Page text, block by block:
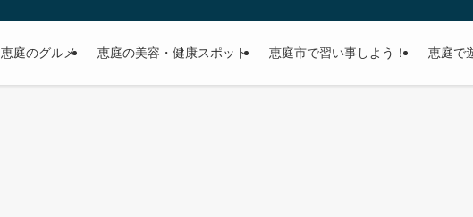
恵庭のグルメ 恵庭の美容・健康スポット 恵庭市で習い事しよう！ 恵庭で